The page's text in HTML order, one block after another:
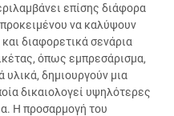
επίσης διάφορα
να καλύψουν
διαφορετικά σενάρια
όπως εμπρεσάρισμα,
υλικά, δημιουργούν μια
δικαιολογεί υψηλότερες
Η προσαρμογή του